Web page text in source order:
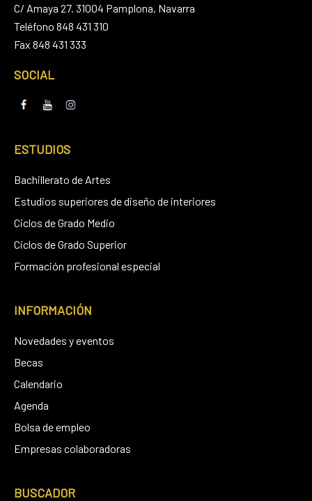
C/ Amaya 27. 31004 Pamplona, Navarra
Teléfono 848 431 310
Fax 848 431 333
SOCIAL
ESTUDIOS
Bachillerato de Artes
Estudios superiores de diseño de interiores
Ciclos de Grado Medio
Ciclos de Grado Superior
Formación profesional especial
INFORMACIÓN
Novedades y eventos
Becas
Calendario
Agenda
Bolsa de empleo
Empresas colaboradoras
BUSCADOR